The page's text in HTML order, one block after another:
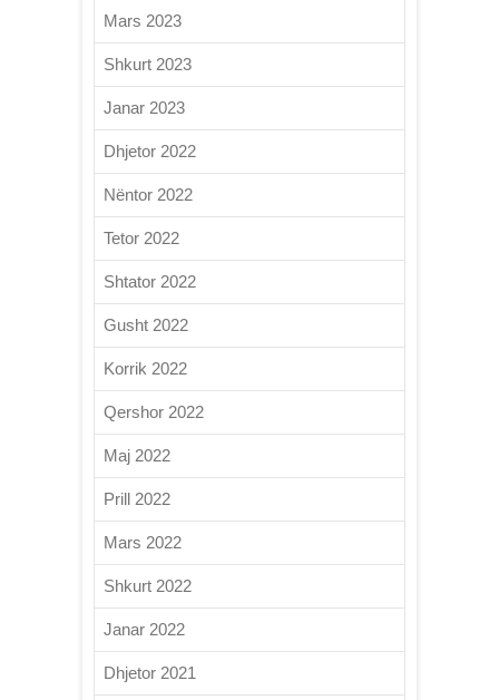
Mars 2023
Shkurt 2023
Janar 2023
Dhjetor 2022
Nëntor 2022
Tetor 2022
Shtator 2022
Gusht 2022
Korrik 2022
Qershor 2022
Maj 2022
Prill 2022
Mars 2022
Shkurt 2022
Janar 2022
Dhjetor 2021